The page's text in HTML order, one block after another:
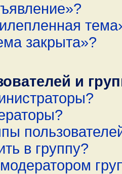
закрыта»?
и
в группу?